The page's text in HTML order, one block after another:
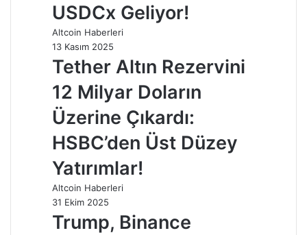
USDCx Geliyor!
Altcoin Haberleri
13 Kasım 2025
Tether Altın Rezervini
12 Milyar Doların
Üzerine Çıkardı:
HSBC’den Üst Düzey
Yatırımlar!
Altcoin Haberleri
31 Ekim 2025
Trump, Binance